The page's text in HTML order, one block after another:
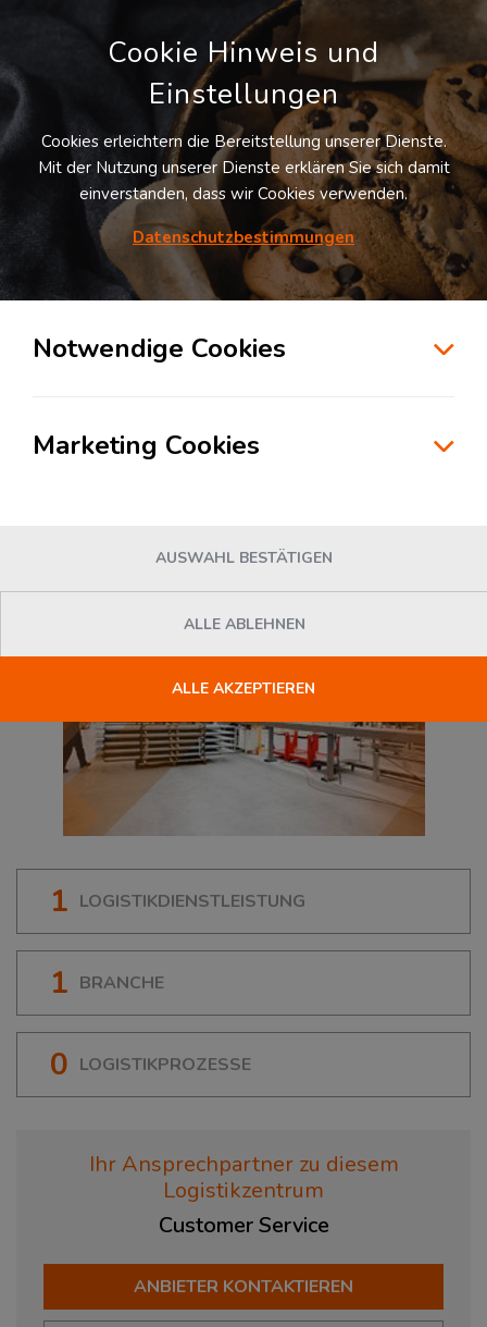
Möchten Sie diesen Suchauftrag
speichern und automatisch über neue
Standorte informiert werden?
der Branche Konsumgüterindustrie in
Seelingstädt
1 LOGISTIKDIENSTLEISTUNG
1 BRANCHE
0 LOGISTIKPROZESSE
Ihr Ansprechpartner zu diesem
Logistikzentrum
Customer Service
ANBIETER KONTAKTIEREN
Cookie Hinweis und
Einstellungen
Cookies erleichtern die Bereitstellung unserer Dienste.
Mit der Nutzung unserer Dienste erklären Sie sich damit
einverstanden, dass wir Cookies verwenden.
Datenschutzbestimmungen
Notwendige Cookies
Marketing Cookies
AUSWAHL BESTÄTIGEN
ALLE ABLEHNEN
ALLE AKZEPTIEREN